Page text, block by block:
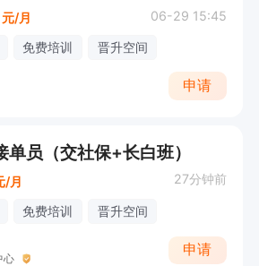
元/月 06-29 15:45
免费培训 晋升空间
申请
员（交社保+长白班）
/月 27分钟前
免费培训 晋升空间
心
申请